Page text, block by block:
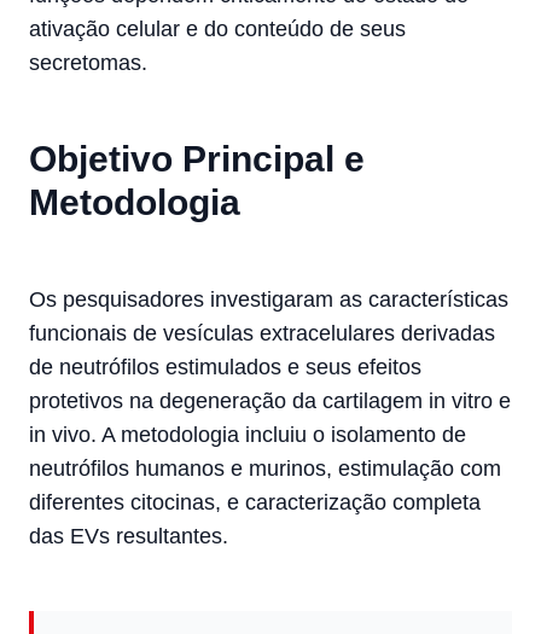
ativação celular e do conteúdo de seus
secretomas.
Objetivo Principal e
Metodologia
Os pesquisadores investigaram as características
funcionais de vesículas extracelulares derivadas
de neutrófilos estimulados e seus efeitos
protetivos na degeneração da cartilagem in vitro e
in vivo. A metodologia incluiu o isolamento de
neutrófilos humanos e murinos, estimulação com
diferentes citocinas, e caracterização completa
das EVs resultantes.